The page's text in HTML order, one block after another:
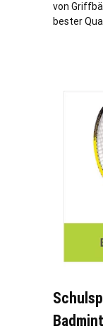
von
bester